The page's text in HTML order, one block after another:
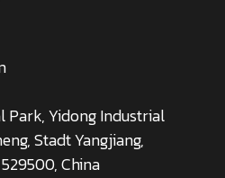
Park, Yidong Industrial
Stadt Yangjiang,
China